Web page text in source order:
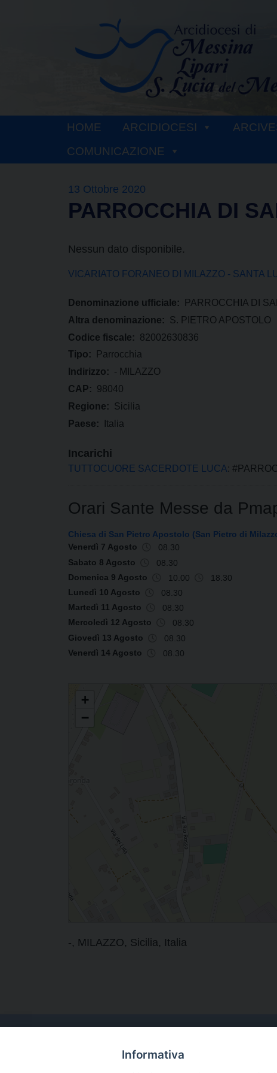
HOME ARCIDIOCESI
COMUNICAZIONE
13 Ottobre 2020
PARROCCHIA DI
Nessun dato disponibile.
VICARIATO FORANEO DI MILAZZO - SANTA
Denominazione ufficiale:
PARROCCHIA DI
Altra denominazione: S. PIETRO APOSTOLO
Codice fiscale: 82002630836
Tipo:
Parrocchia
Indirizzo: - MILAZZO
CAP: 98040
Regione: Sicilia
Paese:
Italia
Incarichi
TUTTOCUORE SACERDOTE LUCA:
Orari Sante Messe da
Chiesa di San Pietro Apostolo (San Pietro di
Venerdì 7 Agosto
08.30
Sabato 8 Agosto
08.30
Domenica 9 Agosto
10.00
18.30
Lunedì 10 Agosto
08.30
Martedì 11 Agosto
08.30
Mercoledì 12 Agosto
08.30
Giovedì 13 Agosto
08.30
Venerdì 14 Agosto
08.30
PARROCCHIA DI SAN PIETRO APOSTOLO
+
−
-, MILAZZO, Sicilia, Italia
Informativa